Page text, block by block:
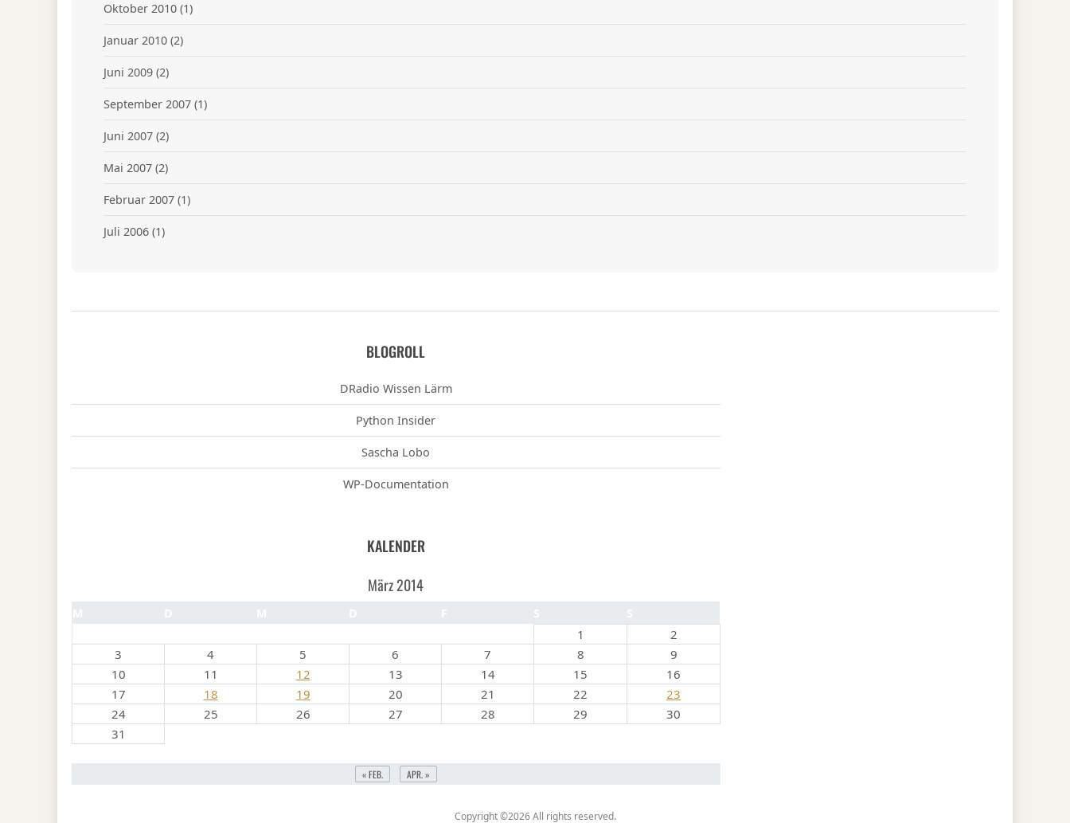
Oktober 2010 (1)
Januar 2010 (2)
Juni 2009 (2)
September 2007 (1)
Juni 2007 (2)
Mai 2007 (2)
Februar 2007 (1)
Juli 2006 (1)
BLOGROLL
DRadio Wissen Lärm
Python Insider
Sascha Lobo
WP-Documentation
KALENDER
März 2014
1
2
3
4 5 6 7 8
9
10
11 12 13 14 15
16
17
18 19 20 21 22
23
24
25 26 27 28 29
30
31
« FEB. APR. »
Copyright ©2026All rights reserved.